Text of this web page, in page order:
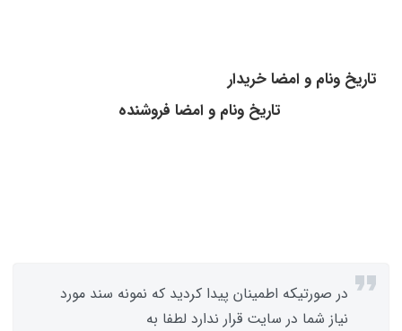
تاریخ ونام و امضا خریدار
تاریخ ونام و امضا فروشنده
در صورتیکه اطمینان پیدا کردید که نمونه سند مورد
نیاز شما در سایت قرار ندارد لطفا به